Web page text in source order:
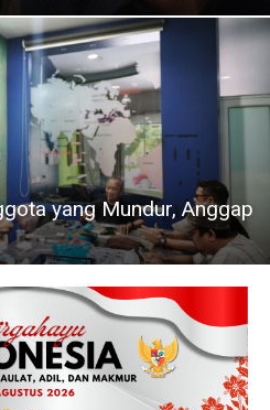
yang Mundur, Anggap